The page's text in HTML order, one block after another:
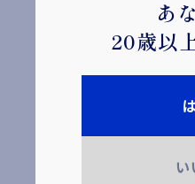
あ
20歳以
い